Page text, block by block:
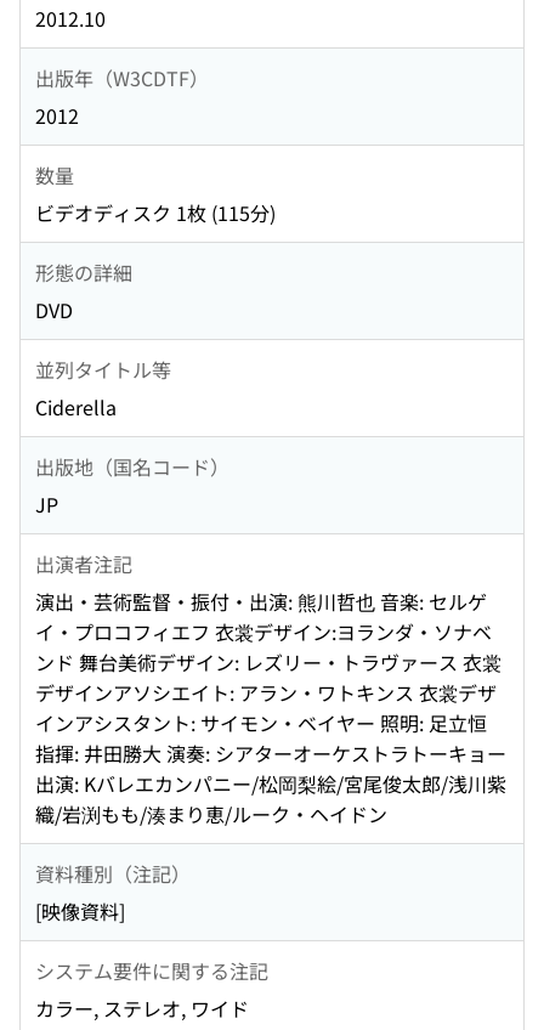
2012.10
出版年（W3CDTF）
2012
数量
ビデオディスク 1枚 (115分)
形態の詳細
DVD
並列タイトル等
Ciderella
出版地（国名コード）
JP
出演者注記
演出・芸術監督・振付・出演: 熊川哲也 音楽: セルゲ
イ・プロコフィエフ 衣裳デザイン:ヨランダ・ソナベ
ンド 舞台美術デザイン: レズリー・トラヴァース 衣裳
デザインアソシエイト: アラン・ワトキンス 衣裳デザ
インアシスタント: サイモン・ベイヤー 照明: 足立恒
指揮: 井田勝大 演奏: シアターオーケストラトーキョー
出演: Kバレエカンパニー/松岡梨絵/宮尾俊太郎/浅川紫
織/岩渕もも/湊まり恵/ルーク・ヘイドン
資料種別（注記）
[映像資料]
システム要件に関する注記
カラー, ステレオ, ワイド